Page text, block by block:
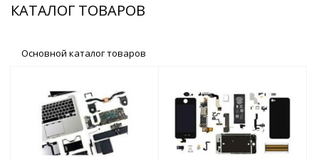
КАТАЛОГ ТОВАРОВ
Основной каталог товаров